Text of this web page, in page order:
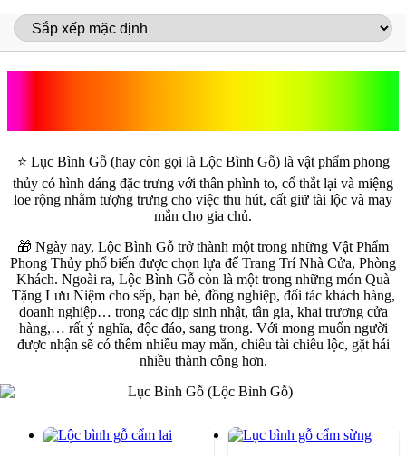
⭐️ Lục Bình Gỗ (hay còn gọi là Lộc Bình Gỗ) là vật phẩm phong
thủy có hình dáng đặc trưng với thân phình to, cổ thắt lại và miệng
loe rộng nhằm tượng trưng cho việc thu hút, cất giữ tài lộc và may
mắn cho gia chủ.
🎁 Ngày nay, Lộc Bình Gỗ trở thành một trong những Vật Phẩm
Phong Thủy phổ biến được chọn lựa để Trang Trí Nhà Cửa, Phòng
Khách. Ngoài ra, Lộc Bình Gỗ còn là một trong những món Quà
Tặng Lưu Niệm cho sếp, bạn bè, đồng nghiệp, đối tác khách hàng,
doanh nghiệp… trong các dịp sinh nhật, tân gia, khai trương cửa
hàng,… rất ý nghĩa, độc đáo, sang trong. Với mong muốn người
được nhận sẽ có thêm nhiều may mắn, chiêu tài chiêu lộc, gặt hái
nhiều thành công hơn.